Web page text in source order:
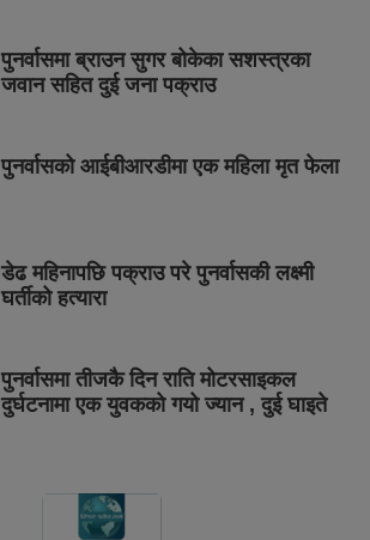
पुनर्वासमा ब्राउन सुगर बोकेका सशस्त्रका
जवान सहित दुई जना पक्राउ
पुनर्वासको आईबीआरडीमा एक महिला मृत फेला
डेढ महिनापछि पक्राउ परे पुनर्वासकी लक्ष्मी
घर्तीको हत्यारा
पुनर्वासमा तीजकै दिन राति मोटरसाइकल
दुर्घटनामा एक युवकको गयो ज्यान , दुई घाइते